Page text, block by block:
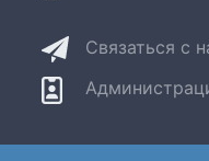
Связаться с